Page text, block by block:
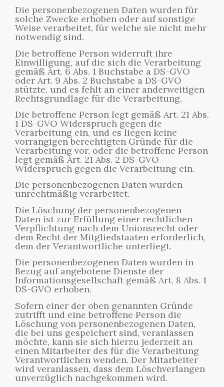
Die personenbezogenen Daten wurden für
solche Zwecke erhoben oder auf sonstige
Weise verarbeitet, für welche sie nicht mehr
notwendig sind.
Die betroffene Person widerruft ihre
Einwilligung, auf die sich die Verarbeitung
gemäß Art. 6 Abs. 1 Buchstabe a DS-GVO
oder Art. 9 Abs. 2 Buchstabe a DS-GVO
stützte, und es fehlt an einer anderweitigen
Rechtsgrundlage für die Verarbeitung.
Die betroffene Person legt gemäß Art. 21 Abs.
1 DS-GVO Widerspruch gegen die
Verarbeitung ein, und es liegen keine
vorrangigen berechtigten Gründe für die
Verarbeitung vor, oder die betroffene Person
legt gemäß Art. 21 Abs. 2 DS-GVO
Widerspruch gegen die Verarbeitung ein.
Die personenbezogenen Daten wurden
unrechtmäßig verarbeitet.
Die Löschung der personenbezogenen
Daten ist zur Erfüllung einer rechtlichen
Verpflichtung nach dem Unionsrecht oder
dem Recht der Mitgliedstaaten erforderlich,
dem der Verantwortliche unterliegt.
Die personenbezogenen Daten wurden in
Bezug auf angebotene Dienste der
Informationsgesellschaft gemäß Art. 8 Abs. 1
DS-GVO erhoben.
Sofern einer der oben genannten Gründe
zutrifft und eine betroffene Person die
Löschung von personenbezogenen Daten,
die bei uns gespeichert sind, veranlassen
möchte, kann sie sich hierzu jederzeit an
einen Mitarbeiter des für die Verarbeitung
Verantwortlichen wenden. Der Mitarbeiter
wird veranlassen, dass dem Löschverlangen
unverzüglich nachgekommen wird.